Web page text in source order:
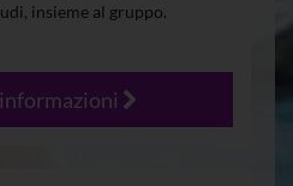
insieme al gruppo.